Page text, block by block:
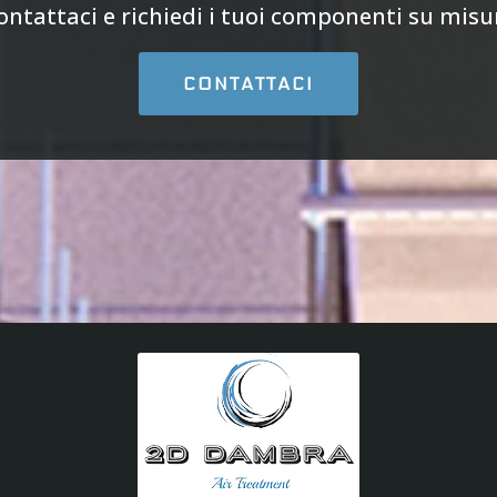
e richiedi i tuoi componenti su
CONTATTACI